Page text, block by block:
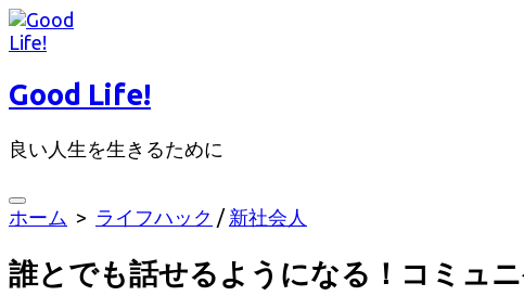
コ
ン
ン
へ
キ
ッ
プ
Good Life!
良い人生を生きるために
検
索
り
替
ホーム > ライフハック / 新社会人
誰とでも話せるようになる！コミュ